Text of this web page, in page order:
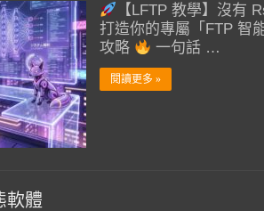
【LFTP 教學】沒有
打造你的專屬「FTP 智
攻略
一句話 …
閱讀更多 »
軟體